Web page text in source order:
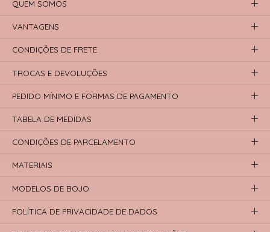
QUEM SOMOS
VANTAGENS
CONDIÇÕES DE FRETE
TROCAS E DEVOLUÇÕES
PEDIDO MÍNIMO E FORMAS DE PAGAMENTO
TABELA DE MEDIDAS
CONDIÇÕES DE PARCELAMENTO
MATERIAIS
MODELOS DE BOJO
POLÍTICA DE PRIVACIDADE DE DADOS